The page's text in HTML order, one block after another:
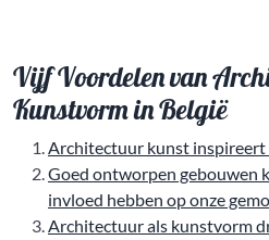
Vijf Voordelen van
Kunstvorm in België
Architectuur kunst
Goed ontworpen gebouwen
invloed hebben op onze
Architectuur als kunstvorm